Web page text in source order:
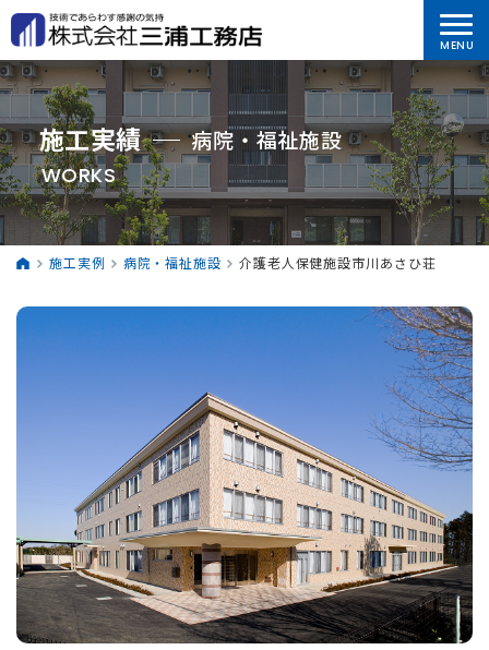
施工実績 病院・福祉施設
WORKS
施工実例 病院・福祉施設 介護老人保健施設市川あさひ荘